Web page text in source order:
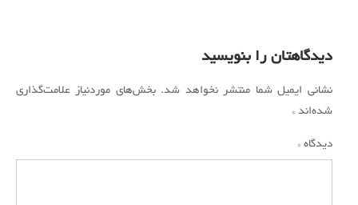
دیدگاهتان را بنویسید
نشانی ایمیل شما منتشر نخواهد شد. بخش‌های موردنیاز علامت‌گذاری
شده‌اند*
دیدگاه*